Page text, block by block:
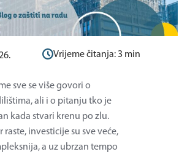
Vrijeme čitanja: 3 min
sve se više govori o
ali i o pitanju tko je
kada stvari krenu po zlu.
raste, investicije su sve veće,
a uz ubrzan tempo